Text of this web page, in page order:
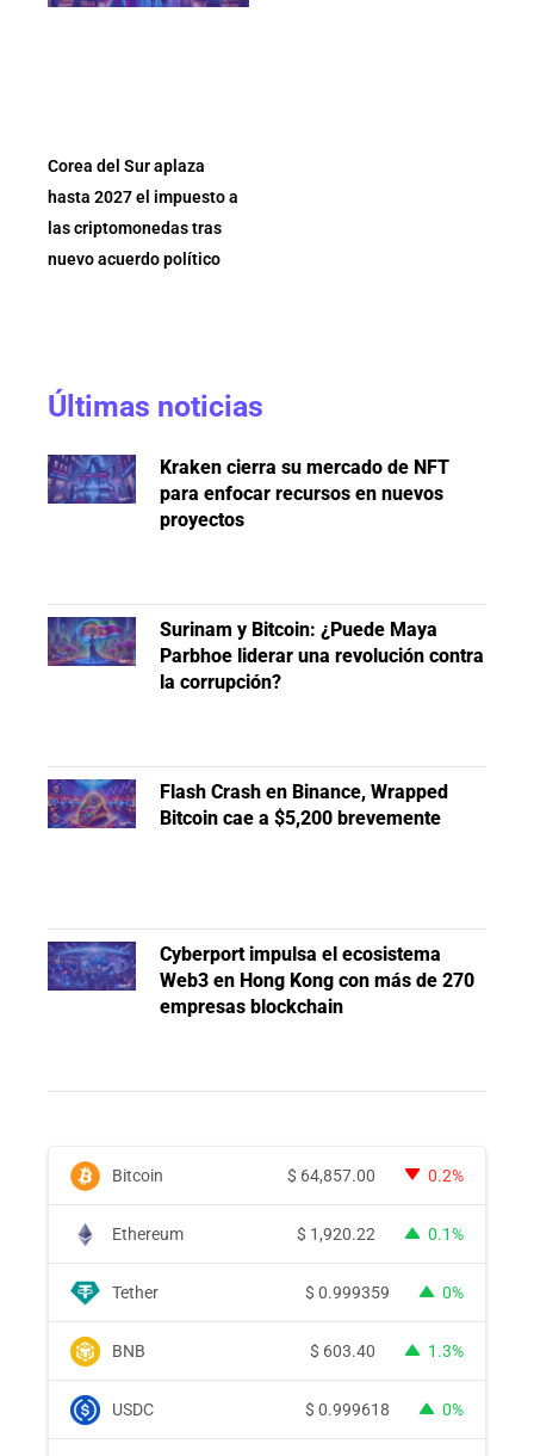
Corea del Sur aplaza
hasta 2027 el impuesto a
las criptomonedas tras
nuevo acuerdo político
Últimas noticias
Kraken cierra su mercado de NFT
para enfocar recursos en nuevos
proyectos
Surinam y Bitcoin: ¿Puede Maya
Parbhoe liderar una revolución contra
la corrupción?
Flash Crash en Binance, Wrapped
Bitcoin cae a $5,200 brevemente
Cyberport impulsa el ecosistema
Web3 en Hong Kong con más de 270
empresas blockchain
Bitcoin $ 64,857.00 0.2%
Ethereum $ 1,920.22 0.1%
Tether $ 0.999359 0%
BNB $ 603.40 1.3%
USDC $ 0.999618 0%